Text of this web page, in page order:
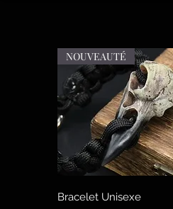
Быстрый просмотр
NOUVEAUTÉ
Bracelet Unisexe